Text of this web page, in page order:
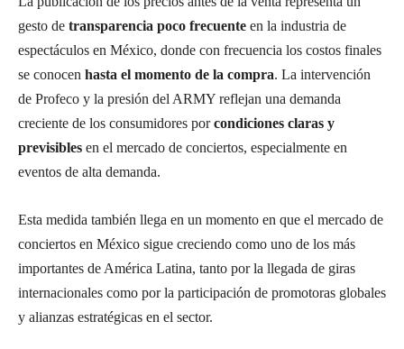
gesto de transparencia poco frecuente en la industria de
espectáculos en México, donde con frecuencia los costos finales
se conocen hasta el momento de la compra. La intervención
de Profeco y la presión del ARMY reflejan una demanda
creciente de los consumidores porcondiciones claras y
previsibles en el mercado de conciertos, especialmente en
eventos de alta demanda.
Esta medida también llega en un momento en que el mercado de
conciertos en México sigue creciendo como uno de los más
importantes de América Latina, tanto por la llegada de giras
internacionales como por la participación de promotoras globales
y alianzas estratégicas en el sector.